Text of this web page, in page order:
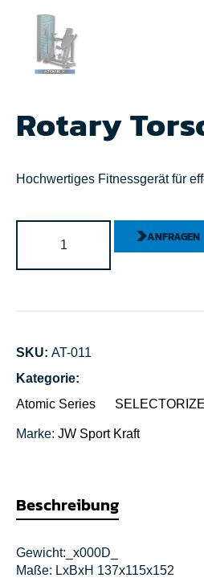
Rotary
Hochwertiges Fitnessgerät für
ANFRAGEN
SKU: AT-011
Kategorie:
Atomic Series
Marke: JW Sport Kraft
Beschreibung
Gewicht:_x000D_
Maße: LxBxH 137x115x152